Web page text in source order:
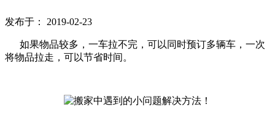
发布于： 2019-02-23
如果物品较多，一车拉不完，可以同时预订多辆车，一次
将物品拉走，可以节省时间。